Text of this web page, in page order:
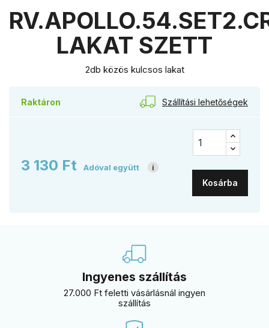
LAKAT SZETT
2db közös kulcsos lakat
Raktáron Szállítási lehetőségek
3 130 Ft Adóval együtt i
Kosárba
Ingyenes szállítás
27.000 Ft feletti vásárlásnál ingyen
szállítás